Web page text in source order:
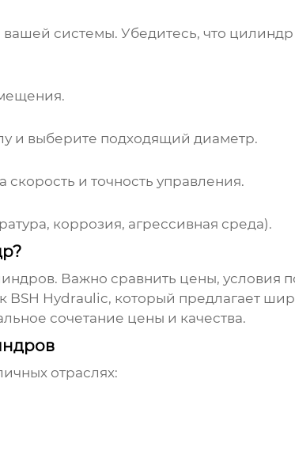
системы. Убедитесь, что цилиндр
и выберите подходящий диаметр.
и точность управления.
коррозия, агрессивная среда).
. Важно сравнить цены, условия
BSH Hydraulic, который предлагает
сочетание цены и качества.
отраслях: